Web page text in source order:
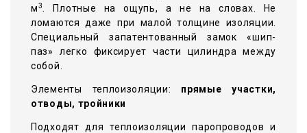
м3
. Плотные на ощупь, а не на словах. Не
ломаются даже при малой толщине изоляции.
Специальный запатентованный замок «шип-
паз» легко фиксирует части цилиндра между
собой.
Элементы теплоизоляции: прямые участки,
отводы, тройники
Подходят для теплоизоляции паропроводов и